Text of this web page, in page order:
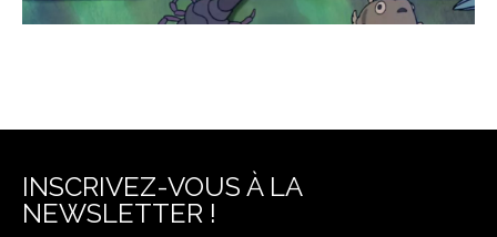
INSCRIVEZ-VOUS À LA
NEWSLETTER !